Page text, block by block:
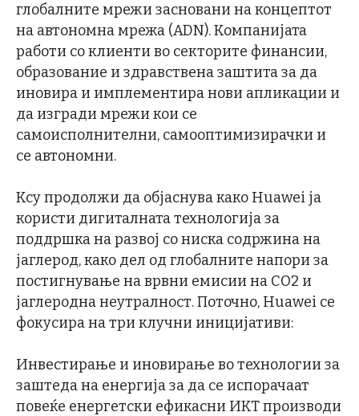
глобалните мрежи засновани на концептот
на автономна мрежа (ADN). Компанијата
работи со клиенти во секторите финансии,
образование и здравствена заштита за да
иновира и имплементира нови апликации и
да изгради мрежи кои се
самоисполнителни, самооптимизирачки и
се автономни.
Ксу продолжи да објаснува како Huawei ја
користи дигиталната технологија за
поддршка на развој со ниска содржина на
јаглерод, како дел од глобалните напори за
постигнување на врвни емисии на CO2 и
јаглеродна неутралност. Поточно, Huawei се
фокусира на три клучни иницијативи:
Инвестирање и иновирање во технологии за
заштеда на енергија за да се испорачаат
повеќе енергетски ефикасни ИКТ производи